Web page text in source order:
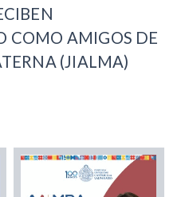
COMO AMIGOS DE
(JIALMA)